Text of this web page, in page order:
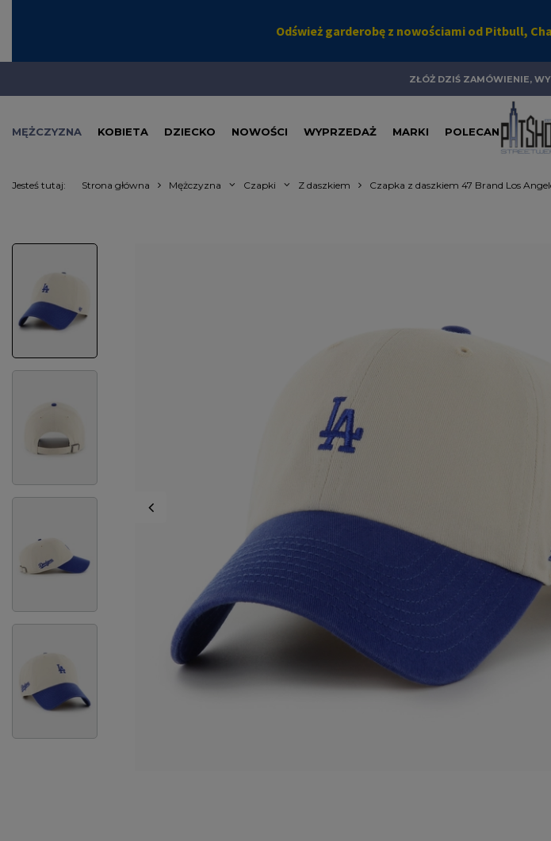
ZŁÓŻ DZIŚ ZAMÓWIENIE,
MĘŻCZYZNA KOBIETA DZIECKO NOWOŚCI WYPRZEDAŻ MARKI POLECANE
Jesteś tutaj: Strona główna Mężczyzna Czapki Z daszkiem Czapka z daszkiem 47 Brand Los